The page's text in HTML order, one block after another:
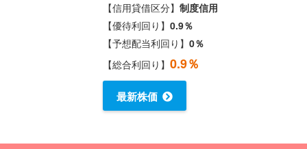
【信用貸借区分】制度信用
【優待利回り】0.9％
【予想配当利回り】0％
【総合利回り】0.9％
最新株価